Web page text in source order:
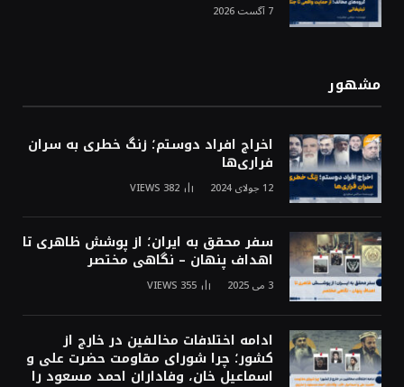
7 آگست 2026
مشهور
اخراج افراد دوستم؛ زنگ خطری به سران
فراری‌ها
12 جولای 2024 382
VIEWS
سفر محقق به ایران؛ از پوشش ظاهری تا
اهداف پنهان – نگاهی مختصر
3 می 2025 355
VIEWS
ادامه اختلافات مخالفین در خارج از
کشور؛ چرا شورای مقاومت حضرت علی و
اسماعیل خان، وفاداران احمد مسعود را